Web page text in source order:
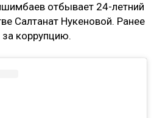
отбывает 24-летний
Салтанат Нукеновой. Ранее
коррупцию.